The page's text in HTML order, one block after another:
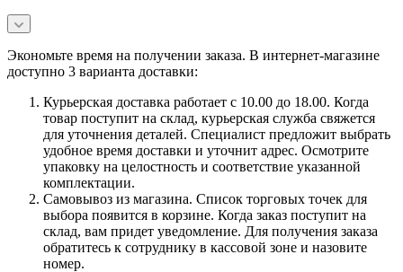
Экономьте время на получении заказа. В интернет-магазине
доступно 3 варианта доставки:
Курьерская доставка работает с 10.00 до 18.00. Когда
товар поступит на склад, курьерская служба свяжется
для уточнения деталей. Специалист предложит выбрать
удобное время доставки и уточнит адрес. Осмотрите
упаковку на целостность и соответствие указанной
комплектации.
Самовывоз из магазина. Список торговых точек для
выбора появится в корзине. Когда заказ поступит на
склад, вам придет уведомление. Для получения заказа
обратитесь к сотруднику в кассовой зоне и назовите
номер.